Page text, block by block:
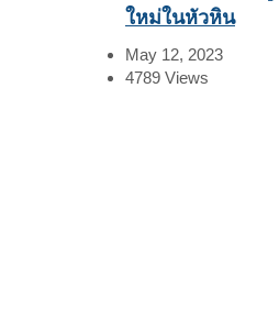
ใหม่ในหัวหิน
May 12, 2023
4789 Views